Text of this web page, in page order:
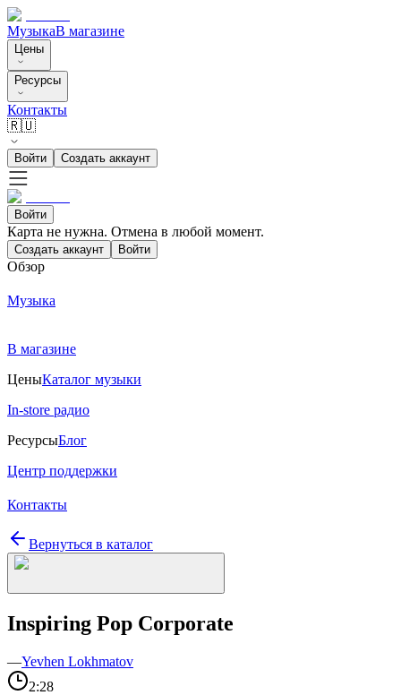
МузыкаВ магазине
Цены
Ресурсы
Контакты
🇷🇺
Войти Создать аккаунт
Войти
Карта не нужна. Отмена в любой момент.
Создать аккаунт Войти
Обзор
Музыка
В магазине
ЦеныКаталог музыки
In-store радио
РесурсыБлог
Центр поддержки
Контакты
Вернуться в каталог
Inspiring Pop Corporate
—Yevhen Lokhmatov
2:28